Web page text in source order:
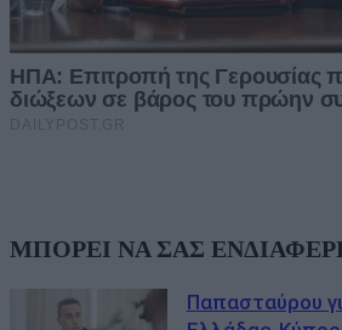
ΜΠΟΡΕΙ ΝΑ ΣΑΣ
Παπασταύρου